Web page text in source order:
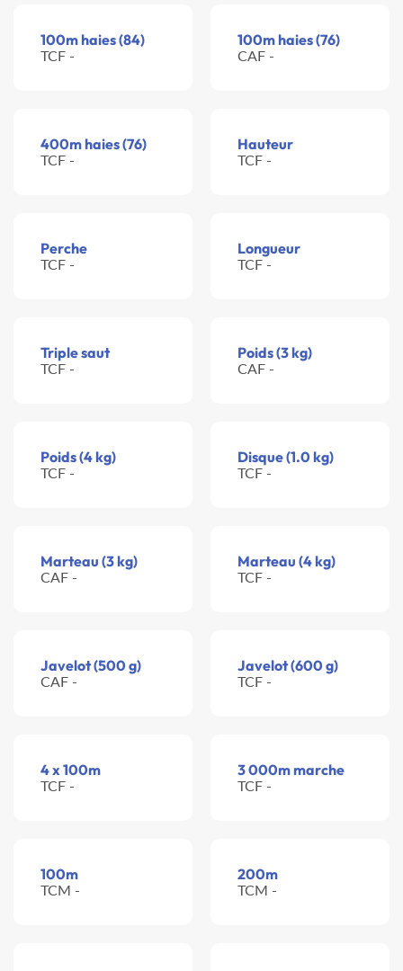
100m haies (84)
TCF -
100m haies (76)
CAF -
400m haies (76)
TCF -
Hauteur
TCF -
Perche
TCF -
Longueur
TCF -
Triple saut
TCF -
Poids (3 kg)
CAF -
Poids (4 kg)
TCF -
Disque (1.0 kg)
TCF -
Marteau (3 kg)
CAF -
Marteau (4 kg)
TCF -
Javelot (500 g)
CAF -
Javelot (600 g)
TCF -
4 x 100m
TCF -
3 000m marche
TCF -
100m
TCM -
200m
TCM -